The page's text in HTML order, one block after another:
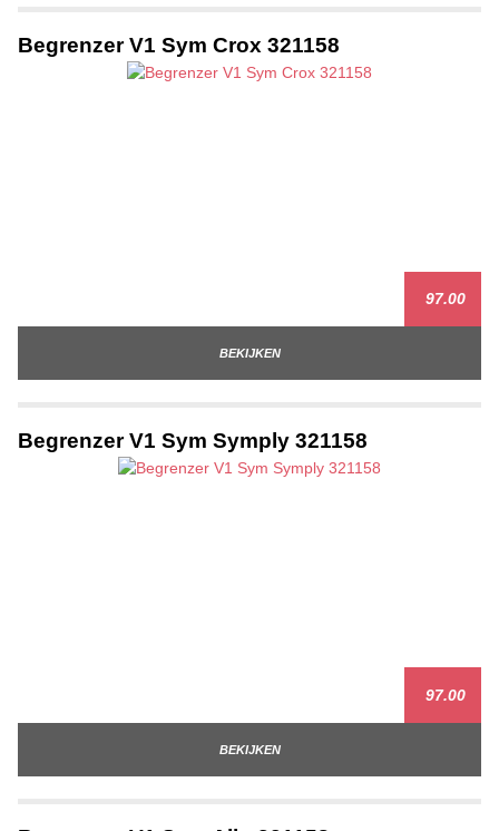
Begrenzer V1 Sym Crox 321158
97.00
BEKIJKEN
Begrenzer V1 Sym Symply 321158
97.00
BEKIJKEN